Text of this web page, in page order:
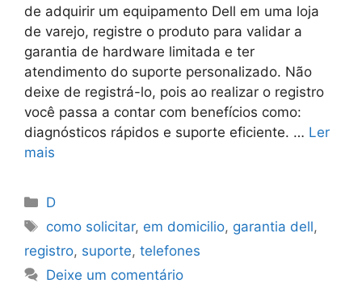
de adquirir um equipamento Dell em uma loja
de varejo, registre o produto para validar a
garantia de hardware limitada e ter
atendimento do suporte personalizado. Não
deixe de registrá-lo, pois ao realizar o registro
você passa a contar com benefícios como:
diagnósticos rápidos e suporte eficiente. … Ler
mais
Categorias
D
Tags
como solicitar, em domicilio, garantia dell,
registro, suporte, telefones
Deixe um comentário